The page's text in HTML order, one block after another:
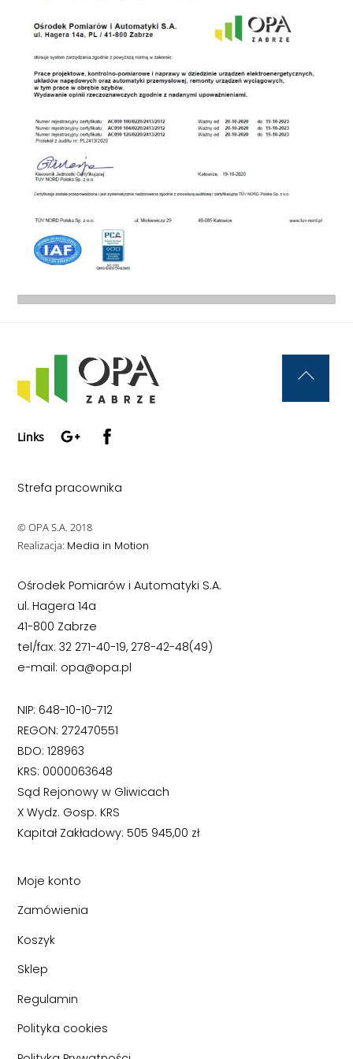
Links
Google+
Strefa pracownika
© OPA S.A. 2018
Realizacja: Media in Motion
Ośrodek Pomiarów i Automatyki S.A.
ul. Hagera 14a
41-800 Zabrze
tel/fax: 32 271-40-19, 278-42-48(49)
e-mail: opa@opa.pl
NIP: 648-10-10-712
REGON: 272470551
BDO: 128963
KRS: 0000063648
Sąd Rejonowy w Gliwicach
X Wydz. Gosp. KRS
Kapitał Zakładowy: 505 945,00 zł
Moje konto
Zamówienia
Koszyk
Sklep
Regulamin
Polityka cookies